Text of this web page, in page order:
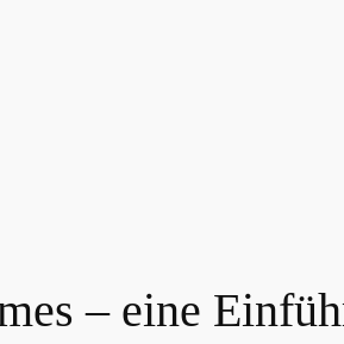
– eine